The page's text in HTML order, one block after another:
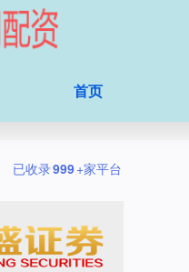
首页
已收录999+家平台